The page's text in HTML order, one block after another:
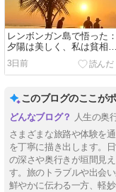
レンボンガン島で悟った：
夕陽は美しく、私は貧相だ
った。
3日前
このブログのここが
人生の奥
さまざまな旅路や体験を
を丁寧に描き出します。
の深さや奥行きが垣間見
す。旅のトラブルや出会
鮮やかに伝わる一方、軽